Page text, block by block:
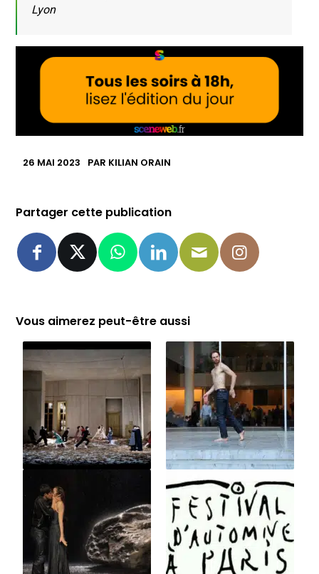
Lyon
26 MAI 2023 PAR KILIAN ORAIN
Partager cette publication
Vous aimerez peut-être aussi